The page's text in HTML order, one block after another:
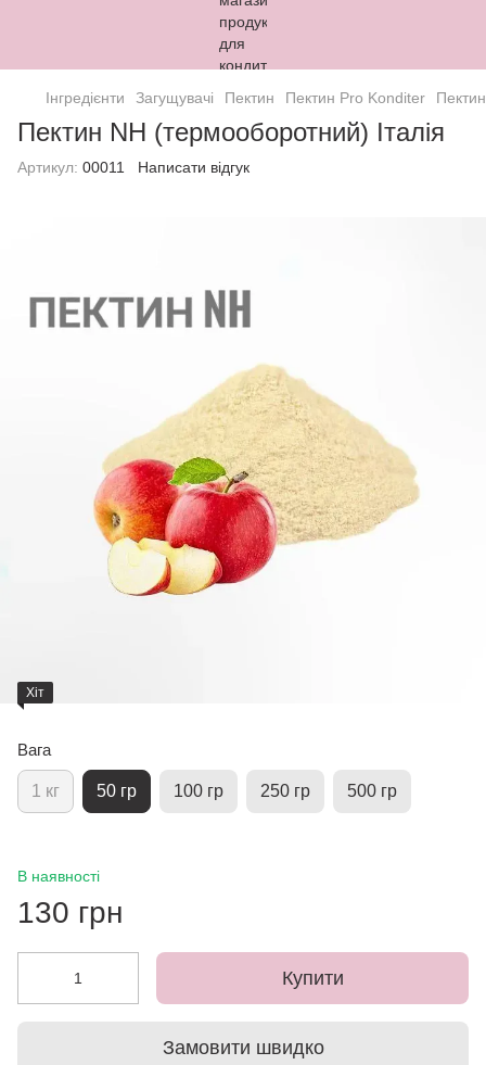
Інгредієнти Загущувачі Пектин Пектин Pro Konditer
Пектин NH (термооборотний) Італія
Артикул: 00011 Написати відгук
Хіт
Вага
1 кг 50 гр 100 гр 250 гр 500 гр
В наявності
130 грн
Купити
Замовити швидко